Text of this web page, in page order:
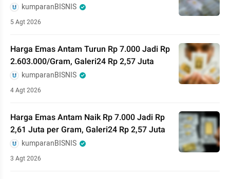
kumparanBISNIS
5 Agt 2026
Harga Emas Antam Turun Rp 7.000 Jadi Rp
2.603.000/Gram, Galeri24 Rp 2,57 Juta
kumparanBISNIS
4 Agt 2026
Harga Emas Antam Naik Rp 7.000 Jadi Rp
2,61 Juta per Gram, Galeri24 Rp 2,57 Juta
kumparanBISNIS
3 Agt 2026